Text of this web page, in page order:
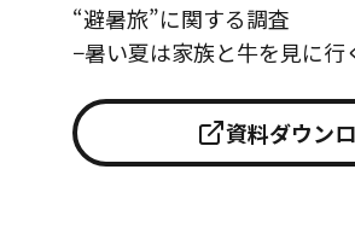
“避暑旅”に関する調査
−暑い夏は家族と牛を見に行
資料ダウン